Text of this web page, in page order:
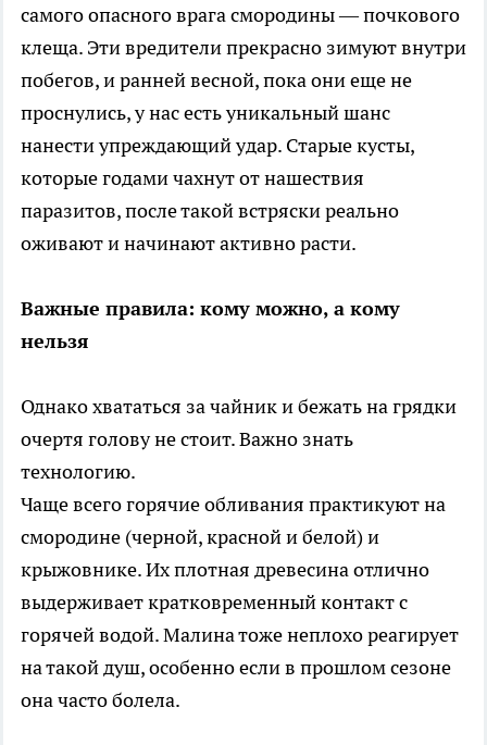
самого опасного врага смородины — почкового
клеща. Эти вредители прекрасно зимуют внутри
побегов, и ранней весной, пока они еще не
проснулись, у нас есть уникальный шанс
нанести упреждающий удар. Старые кусты,
которые годами чахнут от нашествия
паразитов, после такой встряски реально
оживают и начинают активно расти.
Важные правила: кому можно, а кому
нельзя
Однако хвататься за чайник и бежать на грядки
очертя голову не стоит. Важно знать
технологию.
Чаще всего горячие обливания практикуют на
смородине (черной, красной и белой) и
крыжовнике. Их плотная древесина отлично
выдерживает кратковременный контакт с
горячей водой. Малина тоже неплохо реагирует
на такой душ, особенно если в прошлом сезоне
она часто болела.